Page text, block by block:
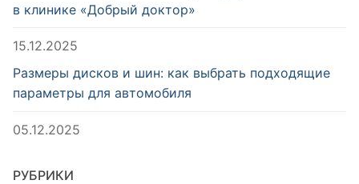
в клинике «Добрый доктор»
15.12.2025
Размеры дисков и шин: как выбрать подходящие
параметры для автомобиля
05.12.2025
РУБРИКИ